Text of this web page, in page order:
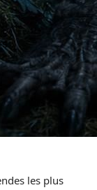
les plus